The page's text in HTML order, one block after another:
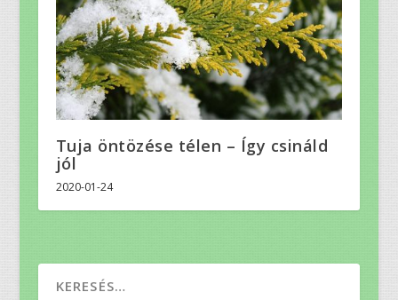
Tuja öntözése télen – Így csináld
jól
2020-01-24